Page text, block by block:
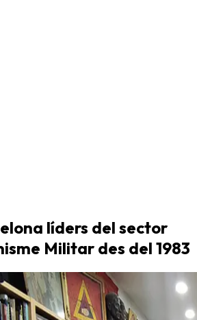
líders del sector
Militar des del 1983